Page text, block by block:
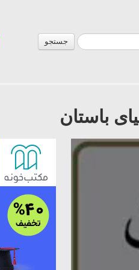
جستجو
باستان